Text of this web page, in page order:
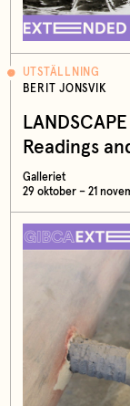
UTSTÄLLNING
BERIT JONSVIK
Readings
Galleriet
29 oktober – 21